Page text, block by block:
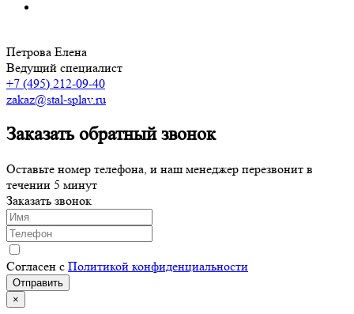
Петрова Елена
Ведущий специалист
+7 (495) 212-09-40
zakaz@stal-splav.ru
Заказать обратный звонок
Оставьте номер телефона, и наш менеджер перезвонит в
течении 5 минут
Заказать звонок
Согласен с Политикой конфиденциальности
×